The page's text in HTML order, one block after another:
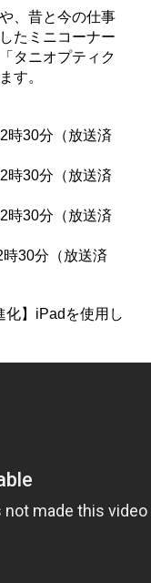
、昔と今の仕事
たミニコーナー
タニオプティク
す。
時30分（放送済
時30分（放送済
時30分（放送済
30分（放送済
化】iPadを使用し